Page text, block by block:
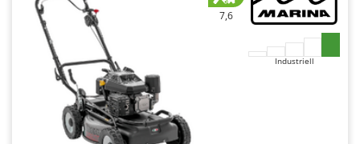
Makita
MAMMAMIA
Marcato
Marina Systems
Master
Mastercook
7,6
Industriell